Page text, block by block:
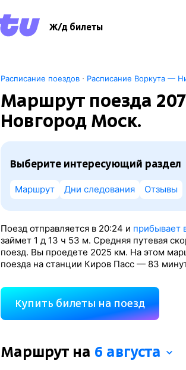
Ж/д билеты
Расписание поездов· Расписание Воркута —
Маршрут поезда
Новгород Моск.
Выберите интересующий раздел
Маршрут Дни следования Отзывы
Поезд отправляется в 20:24 и прибывает
займет 1 д 13 ч 53 м. Средняя путевая
поезд. Вы проедете 2025 км. На этом
поезда на станции Киров Пасс — 83
Купить билеты на поезд
Маршрут на 6 августа